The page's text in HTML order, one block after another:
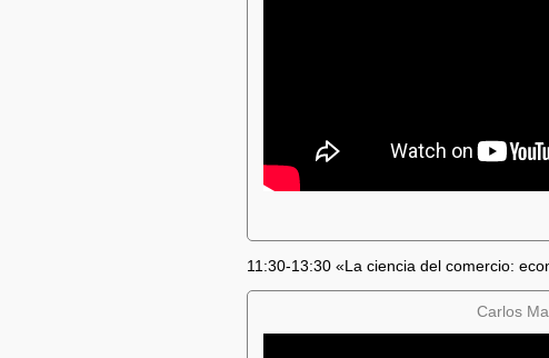
11:30-13:30 «La ciencia del comercio:
Carlos